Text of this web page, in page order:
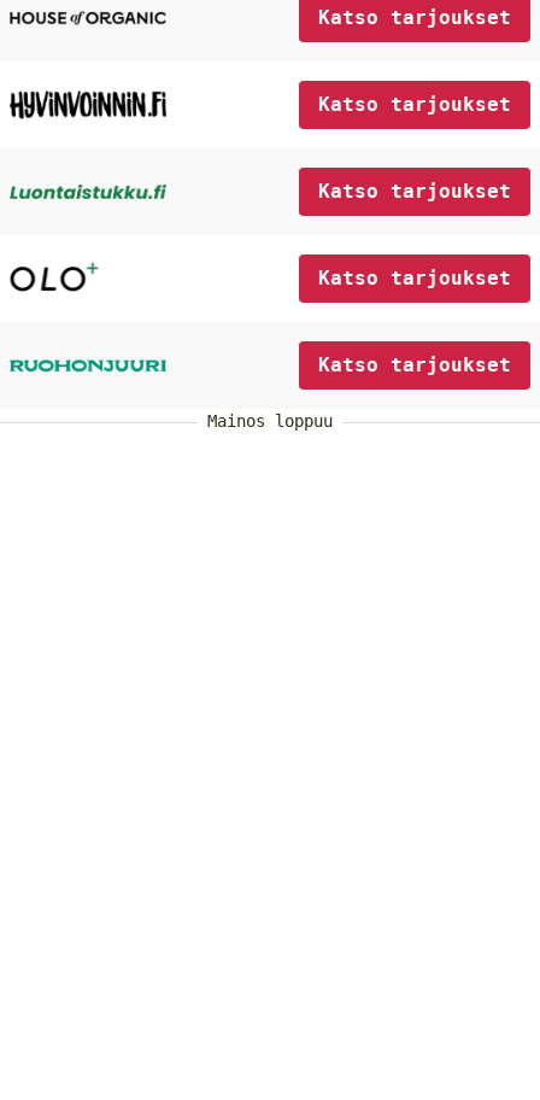
Katso tarjoukset
Katso tarjoukset
Katso tarjoukset
Katso tarjoukset
Katso tarjoukset
Mainos loppuu